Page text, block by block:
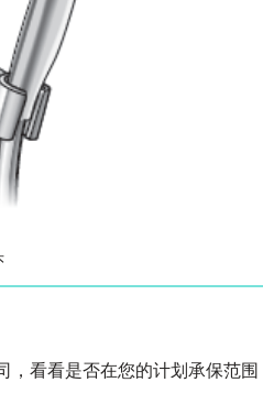
，看看是否在您的计划承保范围